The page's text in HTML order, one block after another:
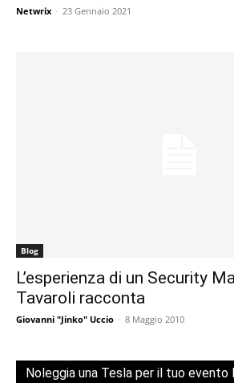
Netwrix - 23 Gennaio 2021
Blog
L’esperienza di un Security
Tavaroli racconta
Giovanni "Jinko" Uccio - 8 Maggio 2010
Noleggia una Tesla per il tuo evento